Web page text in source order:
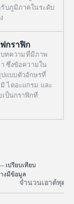
รับภูมิภาคในระดับ
กราฟิก
บทความที่มีภาพ
ซึ่งข้อความใน
แบบตัวอักษรที่
ไดอะแกรม และ
ป็นกราฟิกที่
เปรียบเทียบ
งมีข้อมูล
จำนวนเอาต์พุต